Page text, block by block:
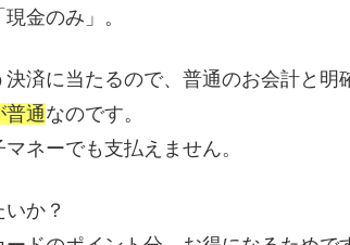
金のみ」。
済に当たるので、普通のお会計と明
普通なのです。
ネーでも支払えません。
か？